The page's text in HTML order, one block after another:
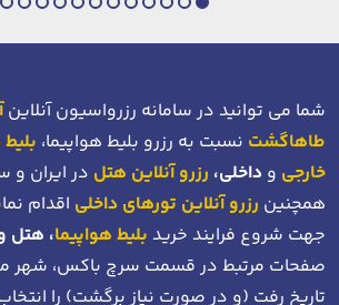
شما می توانید در سامانه رزرواسیون آنلاین
طاهاگشت نسبت به رزرو بلیط هواپیما،
خارجی و داخلی، رزرو آنلاین هتل در ایران و
همچنین رزرو آنلاین تورهای داخلی اقدام
جهت شروع فرایند خرید بلیط هواپیما، هتل
صفحات مرتبط در قسمت سرچ باکس، شهر
تاریخ رفت (و در صورت نیاز برگشت) را